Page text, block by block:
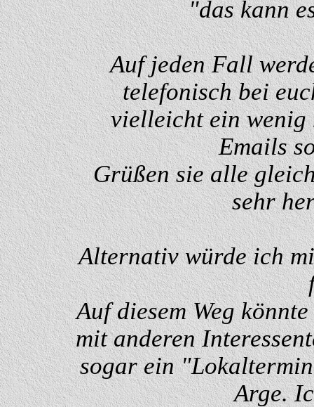
"das kann
Auf jeden Fall
telefonisch bei
vielleicht ein wenig
Emails
Grüßen sie alle
sehr
Alternativ würde ich
Auf diesem Weg
mit anderen
sogar ein
Arge.